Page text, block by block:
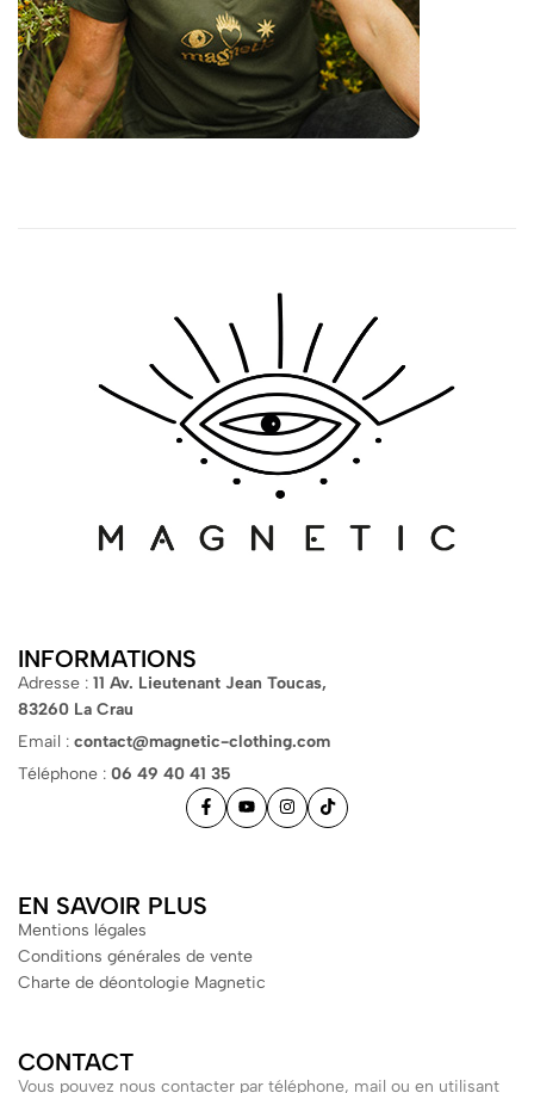
INFORMATIONS
Adresse : 11 Av. Lieutenant Jean Toucas,
83260 La Crau
Email : contact@magnetic-clothing.com
Téléphone : 06 49 40 41 35
EN SAVOIR PLUS
Mentions légales
Conditions générales de vente
Charte de déontologie Magnetic
CONTACT
Vous pouvez nous contacter par téléphone, mail ou en utilisant